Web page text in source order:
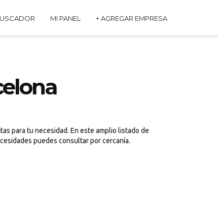
MI PANEL + AGREGAR EMPRESA
para tu necesidad. En este amplio listado de
puedes consultar por cercanía.